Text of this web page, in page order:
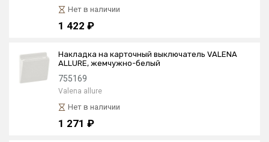
Нет в наличии
1 422 ₽
Накладка на карточный выключатель VALENA
ALLURE, жемчужно-белый
755169
Valena allure
Нет в наличии
1 271 ₽